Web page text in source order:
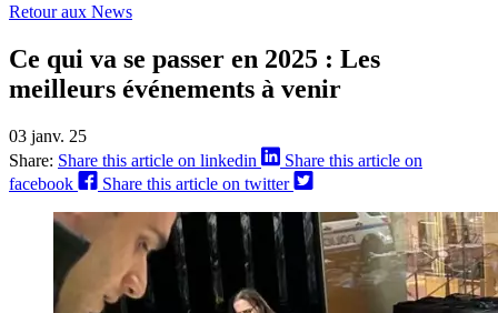
Retour aux News
Ce qui va se passer en 2025 : Les
meilleurs événements à venir
03 janv. 25
Share: Share this article on linkedin
Share this article on
facebook
Share this article on twitter